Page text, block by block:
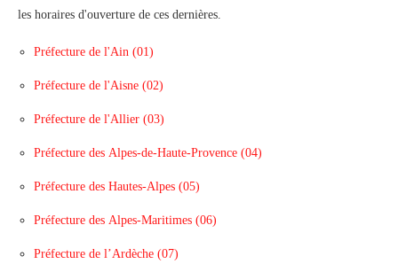
les horaires d'ouverture de ces dernières.
Préfecture de l'Ain (01)
Préfecture de l'Aisne (02)
Préfecture de l'Allier (03)
Préfecture des Alpes-de-Haute-Provence (04)
Préfecture des Hautes-Alpes (05)
Préfecture des Alpes-Maritimes (06)
Préfecture de l’Ardèche (07)